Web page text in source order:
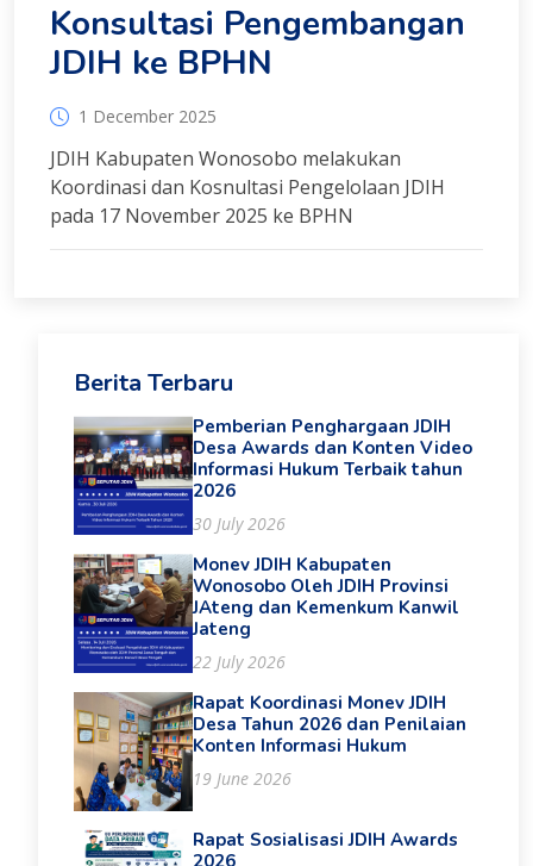
Konsultasi Pengembangan
JDIH ke BPHN
1 December 2025
JDIH Kabupaten Wonosobo melakukan
Koordinasi dan Kosnultasi Pengelolaan JDIH
pada 17 November 2025 ke BPHN
Berita Terbaru
Pemberian Penghargaan JDIH
Desa Awards dan Konten Video
Informasi Hukum Terbaik tahun
2026
30 July 2026
Monev JDIH Kabupaten
Wonosobo Oleh JDIH Provinsi
JAteng dan Kemenkum Kanwil
Jateng
22 July 2026
Rapat Koordinasi Monev JDIH
Desa Tahun 2026 dan Penilaian
Konten Informasi Hukum
19 June 2026
Rapat Sosialisasi JDIH Awards
2026